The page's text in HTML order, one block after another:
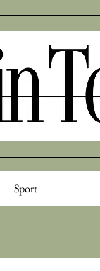
Sport